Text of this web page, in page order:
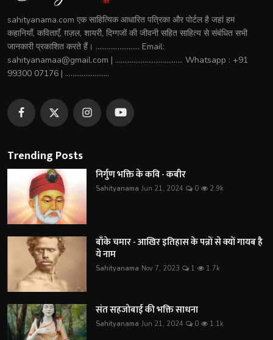
sahityanama.com एक साहित्यिक आधारित पत्रिका और पोर्टल है जहां हम
कहानियाँ, कविताएँ, ग़ज़ल, शायरी, दिग्गजों की जीवनी सहित साहित्य से संबंधित सभी
जानकारी प्रकाशित करते हैं। ........................ Email:
sahityanamaa@gmail.com | ..................................... Whatsapp : +91
99300 07176 | ........................
Trending Posts
निर्गुण भक्ति के कवि - कबीर
Sahityanama Jun 21, 2024 0 2.9k
बाँके चमार - आखिर इतिहास के पन्नों से क्यों गायब है
ये नाम
Sahityanama Nov 7, 2023 1 1.7k
संत सहजोबाई की भक्ति साधना
Sahityanama Jun 21, 2024 0 1.1k